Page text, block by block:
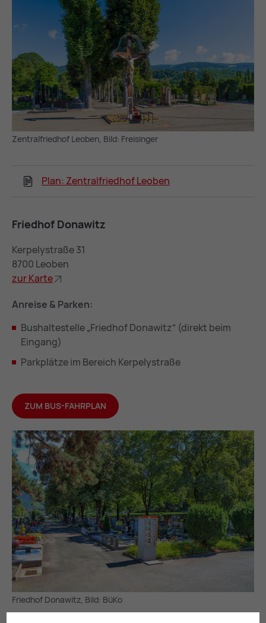
Zentralfriedhof Leoben, Bild: Freisinger
Plan: Zentralfriedhof Leoben
Fried­hof Do­na­witz
Kerpelystraße 31
8700 Leoben
zur Kar­te
Anreise & Parken:
Bushaltestelle „Friedhof Donawitz“ (direkt beim
Eingang)
Parkplätze im Bereich Kerpelystraße
ZUM BUS-FAHRPLAN
Friedhof Donawitz, Bild: BüKo